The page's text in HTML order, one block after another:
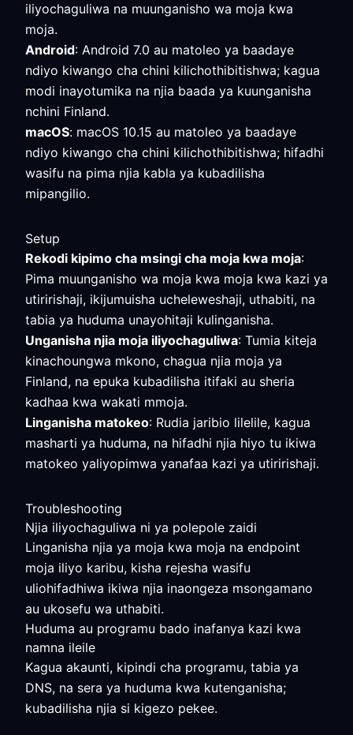
iliyochaguliwa na muunganisho wa moja kwa
moja.
Android: Android 7.0 au matoleo ya baadaye
ndiyo kiwango cha chini kilichothibitishwa; kagua
modi inayotumika na njia baada ya kuunganisha
nchini Finland.
macOS: macOS 10.15 au matoleo ya baadaye
ndiyo kiwango cha chini kilichothibitishwa; hifadhi
wasifu na pima njia kabla ya kubadilisha
mipangilio.
Setup
Rekodi kipimo cha msingi cha moja kwa moja:
Pima muunganisho wa moja kwa moja kwa kazi ya
utiririshaji, ikijumuisha ucheleweshaji, uthabiti, na
tabia ya huduma unayohitaji kulinganisha.
Unganisha njia moja iliyochaguliwa: Tumia kiteja
kinachoungwa mkono, chagua njia moja ya
Finland, na epuka kubadilisha itifaki au sheria
kadhaa kwa wakati mmoja.
Linganisha matokeo: Rudia jaribio lilelile, kagua
masharti ya huduma, na hifadhi njia hiyo tu ikiwa
matokeo yaliyopimwa yanafaa kazi ya utiririshaji.
Troubleshooting
Njia iliyochaguliwa ni ya polepole zaidi
Linganisha njia ya moja kwa moja na endpoint
moja iliyo karibu, kisha rejesha wasifu
uliohifadhiwa ikiwa njia inaongeza msongamano
au ukosefu wa uthabiti.
Huduma au programu bado inafanya kazi kwa
namna ileile
Kagua akaunti, kipindi cha programu, tabia ya
DNS, na sera ya huduma kwa kutenganisha;
kubadilisha njia si kigezo pekee.